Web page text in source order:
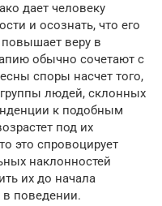
дает человеку
и осознать, что его
веру в
обычно сочетают с
споры насчет того,
людей, склонных
к подобным
под их
это спровоцирует
наклонностей
их до начала
поведении.